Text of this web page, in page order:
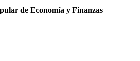
de Economía y Finanzas